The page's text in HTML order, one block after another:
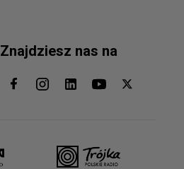
Znajdziesz nas na